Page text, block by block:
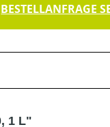
BESTELLANFRAGE
1 L"